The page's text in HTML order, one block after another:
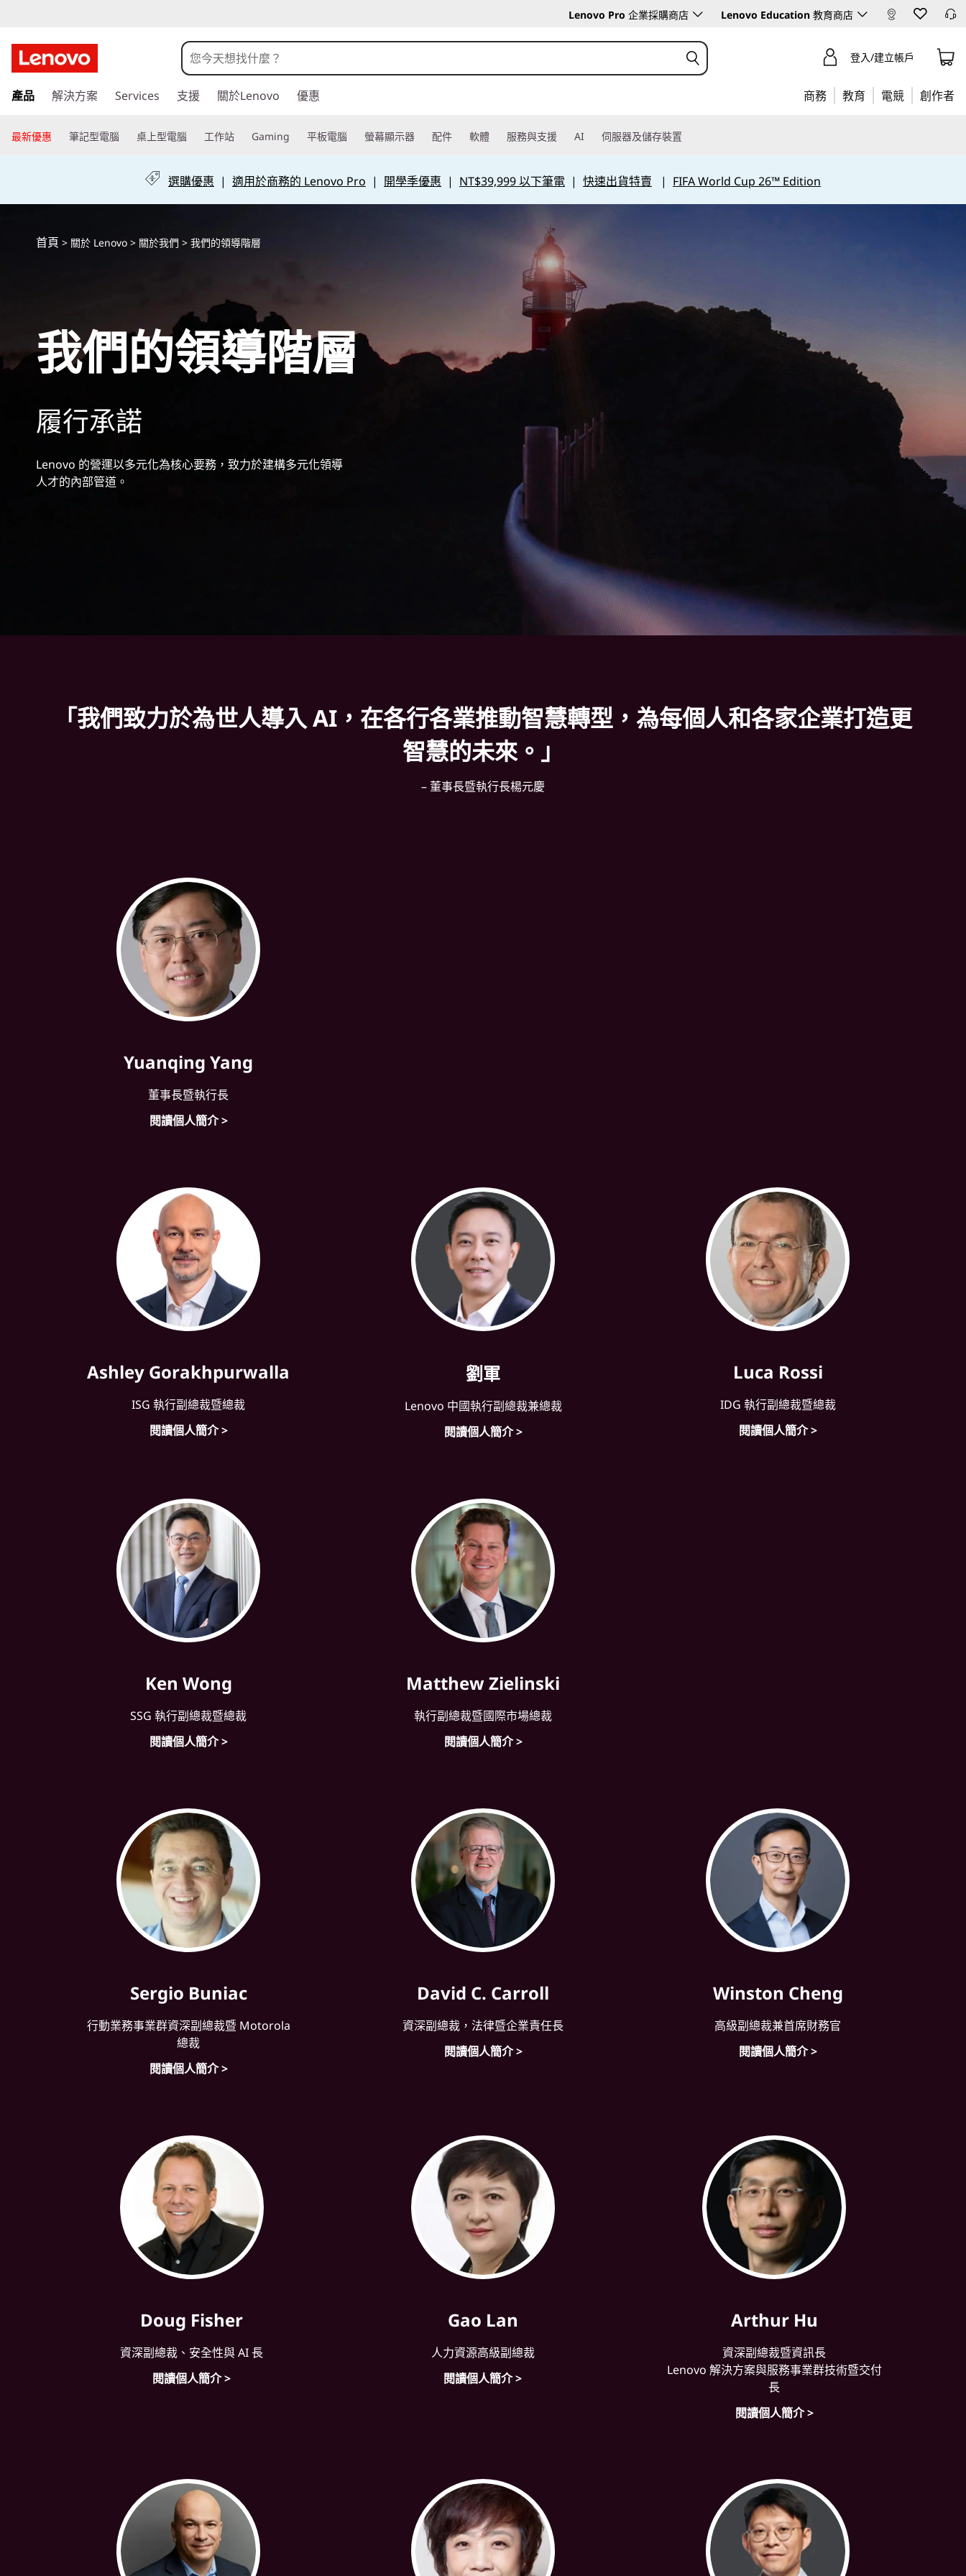
們
的
導
Lenovo Pro 企業採購商店 Lenovo Education 教育商店
至
要
登入/建立帳戶
產品 解決方案 Services 支援 關於Lenovo 優惠 商務 教育 電競 創作者
最新優惠 筆記型電腦 桌上型電腦 工作站 Gaming 平板電腦 螢幕顯示器 配件 軟體 服務與支援 AI 伺服器及儲存裝置
選購優惠 | 適用於商務的 Lenovo Pro | 開學季優惠 | NT$39,999 以下筆電 | 快速出貨特賣 | FIFA World Cup 26™ Edition
首頁 > 關於 Lenovo > 關於我們 > 我們的領導階層
我們的領導階層
履行承諾
Lenovo 的營運以多元化為核心要務，致力於建構多元化領導
人才的內部管道。
「我們致力於為世人導入 AI，在各行各業推動智慧轉型，為每個人和各家企業打造更
智慧的未來。」
– 董事長暨執行長楊元慶
Yuanqing Yang
董事長暨執行長
閱讀個人簡介 >
Ashley Gorakhpurwalla
ISG 執行副總裁暨總裁
閱讀個人簡介 >
劉軍
Lenovo 中國執行副總裁兼總裁
閱讀個人簡介 >
Luca Rossi
IDG 執行副總裁暨總裁
閱讀個人簡介 >
Ken Wong
SSG 執行副總裁暨總裁
閱讀個人簡介 >
Matthew Zielinski
執行副總裁暨國際市場總裁
閱讀個人簡介 >
Sergio Buniac
行動業務事業群資深副總裁暨 Motorola
總裁
閱讀個人簡介 >
David C. Carroll
資深副總裁，法律暨企業責任長
閱讀個人簡介 >
Winston Cheng
高級副總裁兼首席財務官
閱讀個人簡介 >
Doug Fisher
資深副總裁、安全性與 AI 長
閱讀個人簡介 >
Gao Lan
人力資源高級副總裁
閱讀個人簡介 >
Arthur Hu
資深副總裁暨資訊長
Lenovo 解決方案與服務事業群技術暨交付
長
閱讀個人簡介 >